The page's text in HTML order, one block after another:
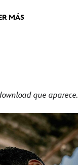
MÁS
que aparece.